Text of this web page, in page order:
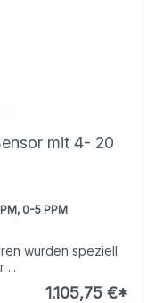
mit 4- 20
0-5 PPM
wurden speziell
...
1.105,75 €*